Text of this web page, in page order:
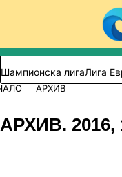
Към съдържанието
Шампионска лигаЛига
АРХИВ
АРХИВ.